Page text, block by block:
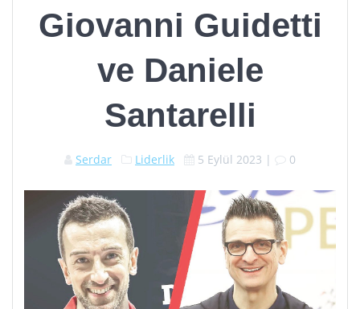
Giovanni Guidetti
ve Daniele
Santarelli
Serdar Liderlik 5 Eylül 2023 | 0